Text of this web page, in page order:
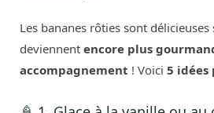
Les bananes rôties sont délicieuses
deviennent encore plus
accompagnement ! Voici 5 idées